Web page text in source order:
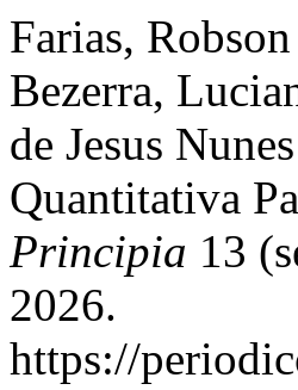
Farias,
Bezerra,
de Jesus
Quantitativa
Principia 13
2026.
https://